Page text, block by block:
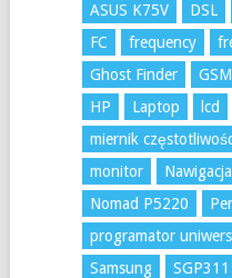
ASUS K75V
DSL
FC
frequency
Ghost Finder
GSM
HP
Laptop lcd
miernik
monitor
Nawigacja
Nomad P5220
programator
Samsung
SGP311